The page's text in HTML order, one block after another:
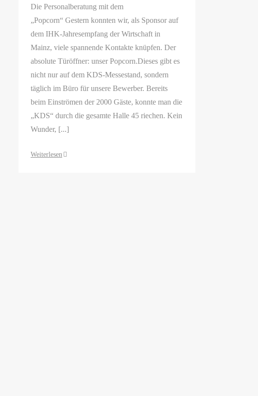
Die Personalberatung mit dem
„Popcorn“ Gestern konnten wir, als Sponsor auf
dem IHK-Jahresempfang der Wirtschaft in
Mainz, viele spannende Kontakte knüpfen. Der
absolute Türöffner: unser Popcorn.Dieses gibt es
nicht nur auf dem KDS-Messestand, sondern
täglich im Büro für unsere Bewerber. Bereits
beim Einströmen der 2000 Gäste, konnte man die
„KDS“ durch die gesamte Halle 45 riechen. Kein
Wunder, [...]
Weiterlesen